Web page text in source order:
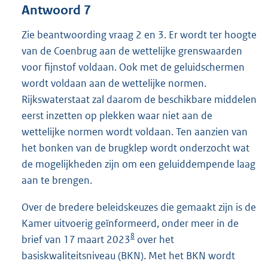
Antwoord 7
Zie beantwoording vraag 2 en 3. Er wordt ter hoogte
van de Coenbrug aan de wettelijke grenswaarden
voor fijnstof voldaan. Ook met de geluidschermen
wordt voldaan aan de wettelijke normen.
Rijkswaterstaat zal daarom de beschikbare middelen
eerst inzetten op plekken waar niet aan de
wettelijke normen wordt voldaan. Ten aanzien van
het bonken van de brugklep wordt onderzocht wat
de mogelijkheden zijn om een geluiddempende laag
aan te brengen.
Over de bredere beleidskeuzes die gemaakt zijn is de
Kamer uitvoerig geïnformeerd, onder meer in de
brief van 17 maart 20238 over het
basiskwaliteitsniveau (BKN). Met het BKN wordt